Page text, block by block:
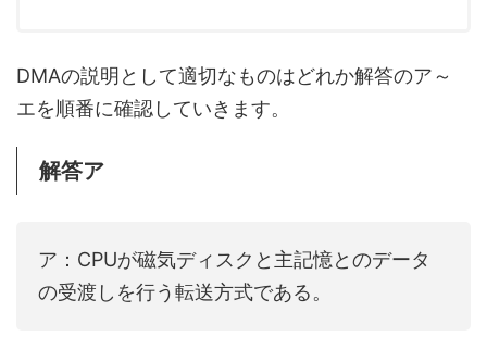
DMAの説明として適切なものはどれか解答のア～
エを順番に確認していきます。
解答ア
ア：CPUが磁気ディスクと主記憶とのデータ
の受渡しを行う転送方式である。